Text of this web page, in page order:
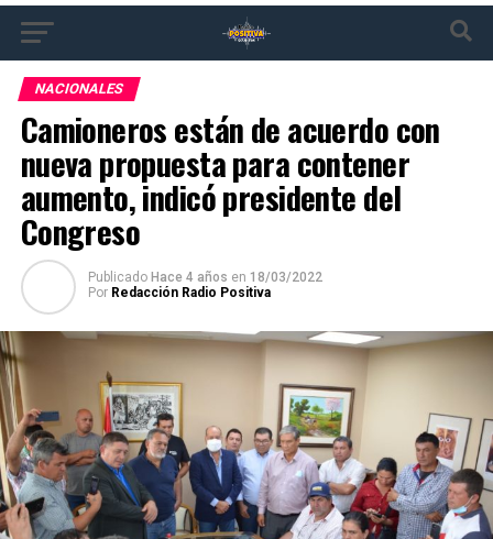
NACIONALES
Camioneros están de acuerdo con
nueva propuesta para contener
aumento, indicó presidente del
Congreso
Publicado Hace 4 años en 18/03/2022
Por Redacción Radio Positiva